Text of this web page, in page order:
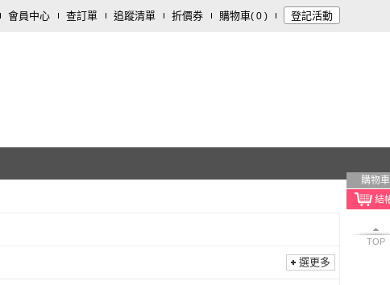
會員中心 查訂單 追蹤清單 折價券 購物車( 0 ) 登記活動
購物車
TOP
選更多